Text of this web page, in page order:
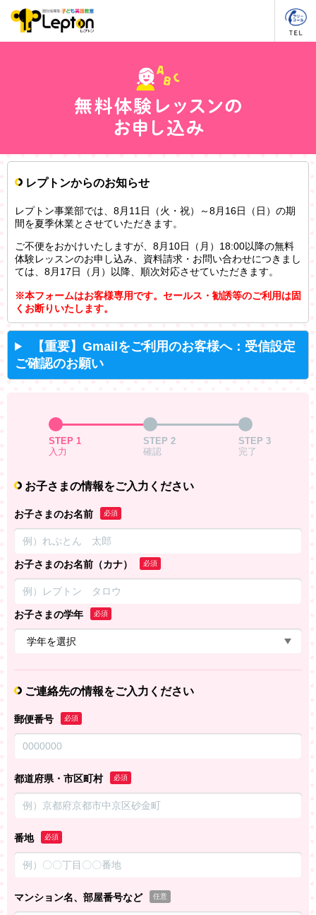
レプトンからのお知らせ
レプトン事業部では、8月11日（火・祝）～8月16日（日）の期
間を夏季休業とさせていただきます。
ご不便をおかけいたしますが、8月10日（月）18:00以降の無料
体験レッスンのお申し込み、資料請求・お問い合わせにつきまし
ては、8月17日（月）以降、順次対応させていただきます。
※本フォームはお客様専用です。セールス・勧誘等のご利用は固
くお断りいたします。
【重要】Gmailをご利用のお客様へ：受信設定
ご確認のお願い
STEP 1
入力
STEP 2
確認
STEP 3
完了
お子さまの情報をご入力ください
お子さまのお名前 必須
お子さまのお名前（カナ） 必須
お子さまの学年 必須
ご連絡先の情報をご入力ください
郵便番号 必須
都道府県・市区町村 必須
番地 必須
マンション名、部屋番号など 任意